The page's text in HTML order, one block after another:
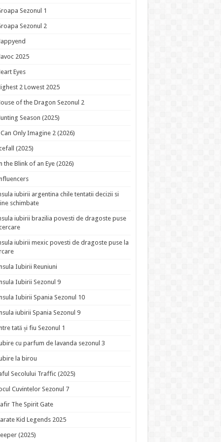
Sezonul 1
Sezonul 2
2025
Eyes
2 Lowest 2025
of the Dragon Sezonul 2
Season (2025)
Only Imagine 2 (2026)
(2025)
the Blink of an Eye (2026)
iubirii argentina chile tentatii decizii si
schimbate
iubirii brazilia povesti de dragoste puse
iubirii mexic povesti de dragoste puse la
Iubirii Reuniuni
Iubirii Sezonul 9
Iubirii Spania Sezonul 10
iubirii Spania Sezonul 9
tată și fiu Sezonul 1
cu parfum de lavanda sezonul 3
la birou
Secolului Traffic (2025)
Cuvintelor Sezonul 7
The Spirit Gate
Kid Legends 2025
(2025)